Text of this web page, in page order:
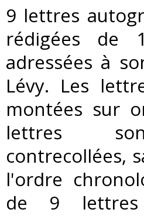
‎9 lettres
rédigées de
adressées à
Lévy. Les
montées sur
lettres
contrecollées,
l'ordre
de 9 lettres